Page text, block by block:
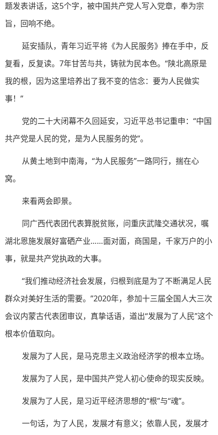
题发表讲话，这5个字，被中国共产党人写入党章，奉为宗
旨，回响不绝。
延安插队，青年习近平将《为人民服务》捧在手中，反
复看，反复读。7年甘苦与共，铸就为民本色。“陕北高原是
我的根，因为这里培养出了我不变的信念：要为人民做实
事！”
党的二十大闭幕不久回延安，习近平总书记重申：“中国
共产党是人民的党，是为人民服务的党”。
从黄土地到中南海，“为人民服务”一路同行，揣在心
窝。
来看两会即景。
同广西代表团代表算脱贫账，问重庆武隆交通状况，嘱
湖北恩施发展好富硒产业……面对面，商国是，千家万户的小
事，就是共产党执政的大事。
“我们推动经济社会发展，归根到底是为了不断满足人民
群众对美好生活的需要。”2020年，参加十三届全国人大三次
会议内蒙古代表团审议，真挚话语，道出“发展为了人民”这个
根本价值取向。
发展为了人民，是马克思主义政治经济学的根本立场。
发展为了人民，是中国共产党人初心使命的现实反映。
发展为了人民，是习近平经济思想的“根”与“魂”。
一句话，为了人民，发展才有意义；依靠人民，发展才